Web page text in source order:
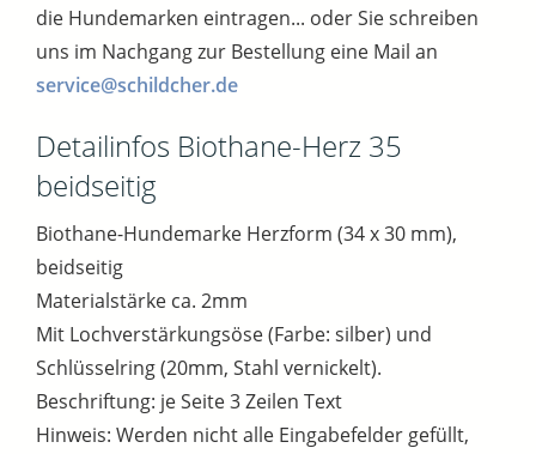
die Hundemarken eintragen... oder Sie schreiben
uns im Nachgang zur Bestellung eine Mail an
service@schildcher.de
Detailinfos Biothane-Herz 35
beidseitig
Biothane-Hundemarke Herzform (34 x 30 mm),
beidseitig
Materialstärke ca. 2mm
Mit Lochverstärkungsöse (Farbe: silber) und
Schlüsselring (20mm, Stahl vernickelt).
Beschriftung: je Seite 3 Zeilen Text
Hinweis: Werden nicht alle Eingabefelder gefüllt,